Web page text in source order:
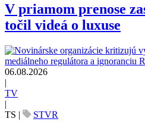
V priamom prenose
točil videá o luxuse
06.08.2026
|
TV
|
TS | STVR